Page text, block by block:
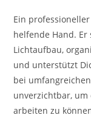
Ein
helfende Hand.
Lichtaufbau,
und unterstützt
bei
unverzichtbar,
arbeiten zu